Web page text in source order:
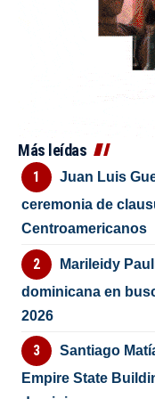
Más leídas
Juan Luis
ceremonia de
Centroamericanos
Marileidy
dominicana en
2026
Santiago
Empire State